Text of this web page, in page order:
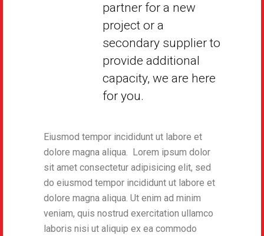
partner for a new
project or a
secondary supplier to
provide additional
capacity, we are here
for you.
Eiusmod tempor incididunt ut labore et
dolore magna aliqua. Lorem ipsum dolor
sit amet consectetur adipisicing elit, sed
do eiusmod tempor incididunt ut labore et
dolore magna aliqua. Ut enim ad minim
veniam, quis nostrud exercitation ullamco
laboris nisi ut aliquip ex ea commodo